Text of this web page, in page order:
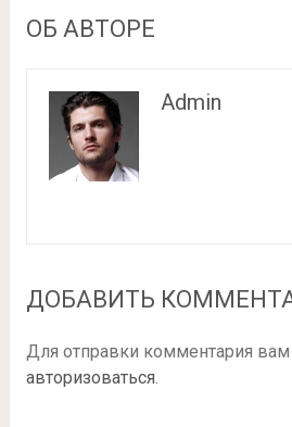
ОБ АВТОРЕ
Admin
ДОБАВИТЬ
Для отправки комментария
авторизоваться